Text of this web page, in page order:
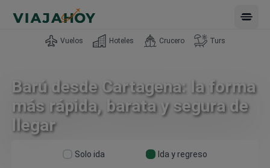
Open
Vuelos Hoteles Crucero Turs
Barú desde Cartagena: la forma
más rápida, barata y segura de
llegar
Solo ida Ida y regreso